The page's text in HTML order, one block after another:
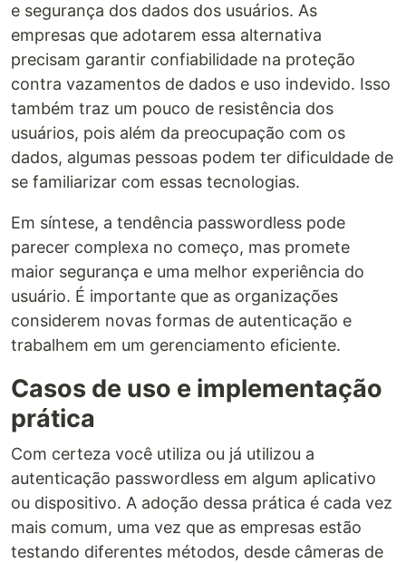
e segurança dos dados dos usuários. As
empresas que adotarem essa alternativa
precisam garantir confiabilidade na proteção
contra vazamentos de dados e uso indevido. Isso
também traz um pouco de resistência dos
usuários, pois além da preocupação com os
dados, algumas pessoas podem ter dificuldade de
se familiarizar com essas tecnologias.
Em síntese, a tendência passwordless pode
parecer complexa no começo, mas promete
maior segurança e uma melhor experiência do
usuário. É importante que as organizações
considerem novas formas de autenticação e
trabalhem em um gerenciamento eficiente.
Casos de uso e implementação
prática
Com certeza você utiliza ou já utilizou a
autenticação passwordless em algum aplicativo
ou dispositivo. A adoção dessa prática é cada vez
mais comum, uma vez que as empresas estão
testando diferentes métodos, desde câmeras de